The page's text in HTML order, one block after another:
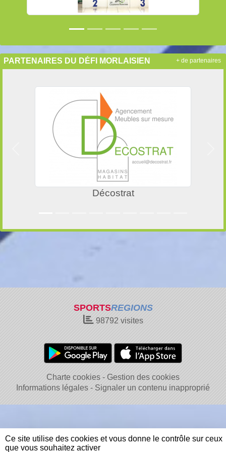
PARTENAIRES DU DÉFI MORLAISIEN + de partenaires
SPORTSREGIONS
98792 visites
Charte cookies
Gestion des cookies
Informations légales
Signaler un contenu inapproprié
Ce site utilise des cookies et vous donne le contrôle sur ceux
que vous souhaitez activer